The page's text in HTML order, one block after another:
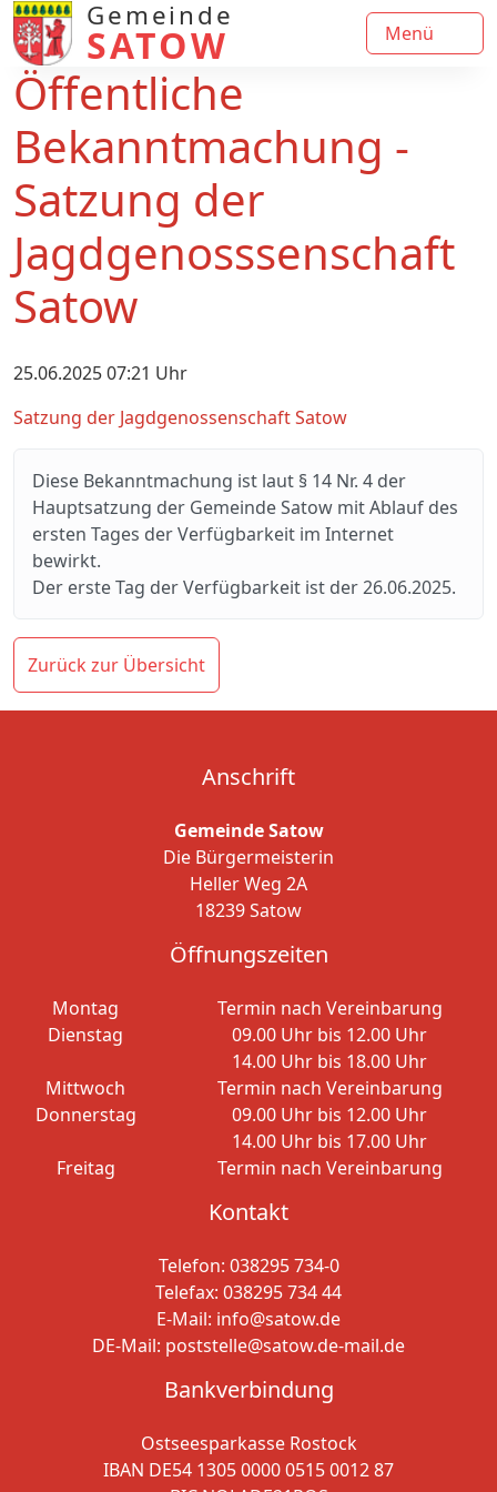
Gemeinde
SATOW Menü
Öffentliche
Bekanntmachung -
Satzung der
Jagdgenosssenschaft
Satow
25.06.2025 07:21 Uhr
Satzung der Jagdgenossenschaft Satow
Diese Bekanntmachung ist laut § 14 Nr. 4 der
Hauptsatzung der Gemeinde Satow mit Ablauf des
ersten Tages der Verfügbarkeit im Internet
bewirkt.
Der erste Tag der Verfügbarkeit ist der 26.06.2025.
Zurück zur Übersicht
Anschrift
Gemeinde Satow
Die Bürgermeisterin
Heller Weg 2A
18239 Satow
Öffnungszeiten
Montag
Termin nach Vereinbarung
Dienstag
09.00 Uhr bis 12.00 Uhr
14.00 Uhr bis 18.00 Uhr
Mittwoch
Termin nach Vereinbarung
Donnerstag
09.00 Uhr bis 12.00 Uhr
14.00 Uhr bis 17.00 Uhr
Freitag
Termin nach Vereinbarung
Kontakt
Telefon: 038295 734-0
Telefax: 038295 734 44
E-Mail: info@satow.de
DE-Mail: poststelle@satow.de-mail.de
Bankverbindung
Ostseesparkasse Rostock
IBAN DE54 1305 0000 0515 0012 87